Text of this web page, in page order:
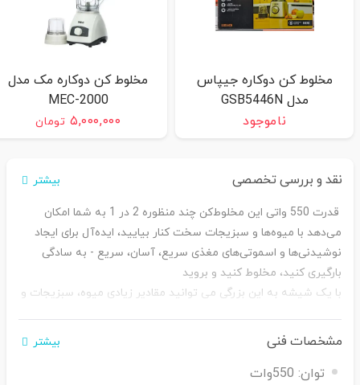
مخلوط کن دوکاره جیپاس
مدل GSB5446N
ناموجود
مخلوط کن دوکاره مک مدل
MEC-2000
۵,۰۰۰,۰۰۰ تومان
نقد و بررسی تخصصی بیشتر
قدرت 550 واتی این مخلوط‌کن چند منظوره 2 در 1 به شما امکان
می‌دهد با میوه‌ها و سبزیجات سخت کنار بیایید، ایده‌آل برای ایجاد
نوشیدنی‌ها و اسموتی‌های مغذی سریع، آسان، سریع - به سادگی
بارگیری کنید، مخلوط کنید و بروید
با یک شیشه به این بزرگی می توانید مقادیر زیادی میوه، سبزیجات و
و آجیل ایده آل است. این کمک می کند تا در زمان بریدن میوه ها یا
سبزیجات صرفه جویی کنید و بلافاصله ظرف چند ثانیه یک لیوان آب
میوه خوشمزه و سالم دریافت کنید.
مشخصات فنی بیشتر
توان: 550وات